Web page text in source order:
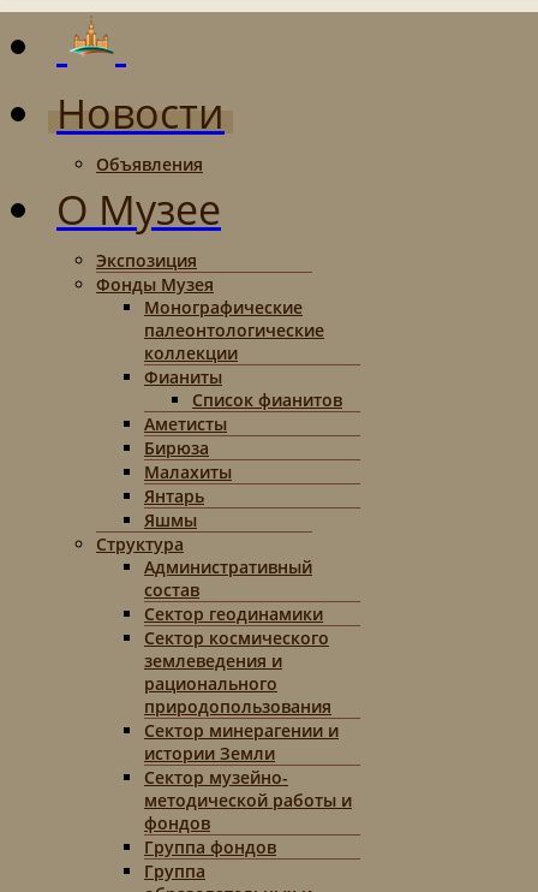
Новости
Объявления
О Музее
Экспозиция
Фонды Музея
Монографические
палеонтологические
коллекции
Фианиты
Список фианитов
Аметисты
Бирюза
Малахиты
Янтарь
Яшмы
Структура
Административный
состав
Сектор геодинамики
Сектор космического
землеведения и
рационального
природопользования
Сектор минерагении и
истории Земли
Сектор музейно-
методической работы и
фондов
Группа фондов
Группа